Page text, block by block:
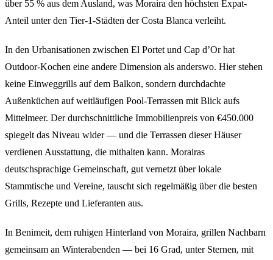
über 55 % aus dem Ausland, was Moraira den höchsten Expat-
Anteil unter den Tier-1-Städten der Costa Blanca verleiht.
In den Urbanisationen zwischen El Portet und Cap d’Or hat
Outdoor-Kochen eine andere Dimension als anderswo. Hier stehen
keine Einweggrills auf dem Balkon, sondern durchdachte
Außenküchen auf weitläufigen Pool-Terrassen mit Blick aufs
Mittelmeer. Der durchschnittliche Immobilienpreis von €450.000
spiegelt das Niveau wider — und die Terrassen dieser Häuser
verdienen Ausstattung, die mithalten kann. Morairas
deutschsprachige Gemeinschaft, gut vernetzt über lokale
Stammtische und Vereine, tauscht sich regelmäßig über die besten
Grills, Rezepte und Lieferanten aus.
In Benimeit, dem ruhigen Hinterland von Moraira, grillen Nachbarn
gemeinsam an Winterabenden — bei 16 Grad, unter Sternen, mit